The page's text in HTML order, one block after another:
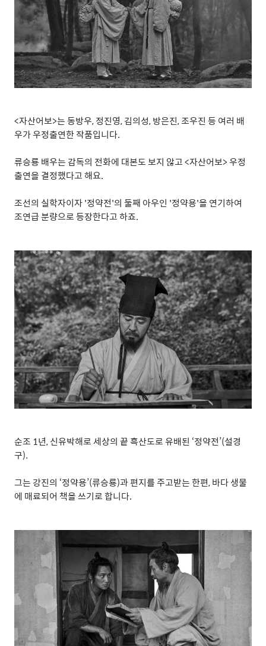
<자산어보>는 동방우,정진영,김의성,방은진,조우진 등 여러 배
우가 우정출연한 작품입니다.
류승룡 배우는 감독의 전화에 대본도 보지 않고<자산어보>우정
출연을 결정했다고 해요.
조선의 실학자이자'정약전'의 둘째 아우인 '정약용'을 연기하여
조연급 분량으로 등장한다고 하죠.
순조 1년,신유박해로 세상의 끝 흑산도로 유배된 ‘정약전’(설경
구).
그는 강진의 ‘정약용’(류승룡)과 편지를 주고받는 한편,바다 생물
에 매료되어 책을 쓰기로 합니다.